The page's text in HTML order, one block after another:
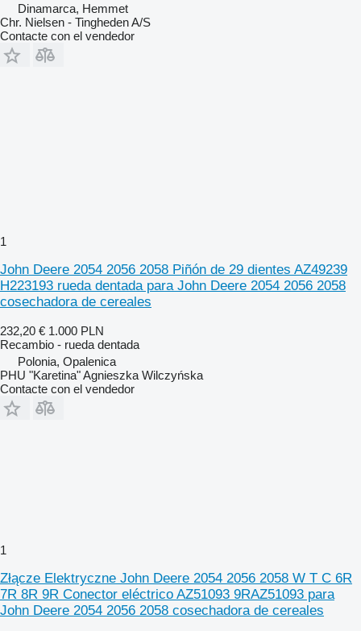
Dinamarca, Hemmet
Chr. Nielsen - Tingheden A/S
Contacte con el vendedor
1
John Deere 2054 2056 2058 Piñón de 29 dientes AZ49239
H223193 rueda dentada para John Deere 2054 2056 2058
cosechadora de cereales
232,20 € 1.000 PLN
Recambio - rueda dentada
Polonia, Opalenica
PHU "Karetina" Agnieszka Wilczyńska
Contacte con el vendedor
1
Złącze Elektryczne John Deere 2054 2056 2058 W T C 6R
7R 8R 9R Conector eléctrico AZ51093 9RAZ51093 para
John Deere 2054 2056 2058 cosechadora de cereales